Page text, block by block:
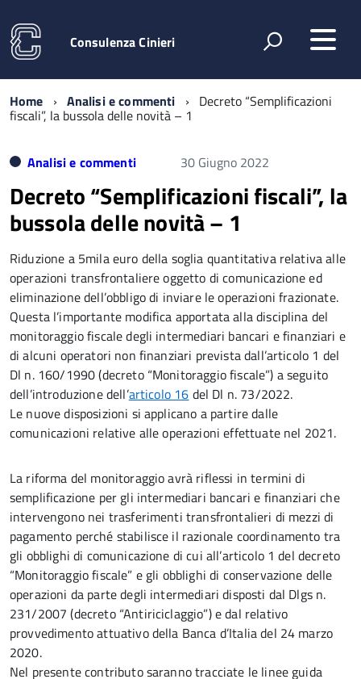
Consulenza Cinieri
Home Analisi e commenti Decreto “Semplificazioni
fiscali”, la bussola delle novità – 1
Analisi e commenti 30 Giugno 2022
Decreto “Semplificazioni fiscali”, la
bussola delle novità – 1
Riduzione a 5mila euro della soglia quantitativa relativa alle
operazioni transfrontaliere oggetto di comunicazione ed
eliminazione dell’obbligo di inviare le operazioni frazionate.
Questa l’importante modifica apportata alla disciplina del
monitoraggio fiscale degli intermediari bancari e finanziari e
di alcuni operatori non finanziari prevista dall’articolo 1 del
Dl n. 160/1990 (decreto “Monitoraggio fiscale”) a seguito
dell’introduzione dell’articolo 16 del Dl n. 73/2022.
Le nuove disposizioni si applicano a partire dalle
comunicazioni relative alle operazioni effettuate nel 2021.
La riforma del monitoraggio avrà riflessi in termini di
semplificazione per gli intermediari bancari e finanziari che
intervengono nei trasferimenti transfrontalieri di mezzi di
pagamento perché stabilisce il razionale coordinamento tra
gli obblighi di comunicazione di cui all’articolo 1 del decreto
“Monitoraggio fiscale” e gli obblighi di conservazione delle
operazioni da parte degli intermediari disposti dal Dlgs n.
231/2007 (decreto “Antiriciclaggio”) e dal relativo
provvedimento attuativo della Banca d’Italia del 24 marzo
2020.
Nel presente contributo saranno tracciate le linee guida